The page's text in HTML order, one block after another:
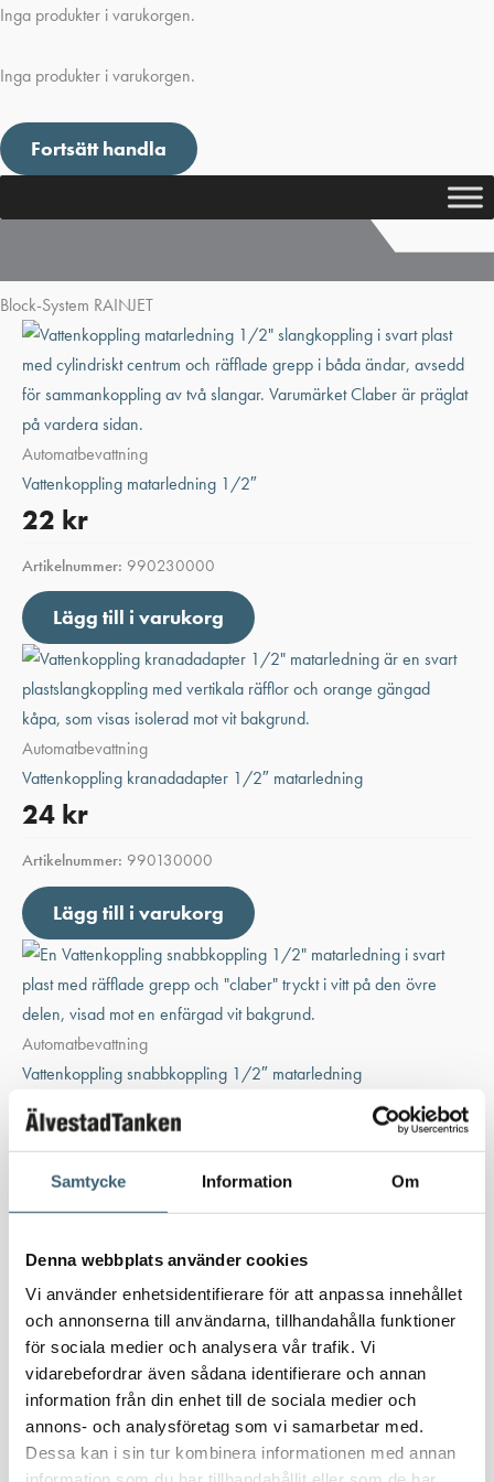
Samtycke Information Om
Denna webbplats använder cookies
Vi använder enhetsidentifierare för att anpassa innehållet
och annonserna till användarna, tillhandahålla funktioner
för sociala medier och analysera vår trafik. Vi
vidarebefordrar även sådana identifierare och annan
information från din enhet till de sociala medier och
annons- och analysföretag som vi samarbetar med.
Dessa kan i sin tur kombinera informationen med annan
Inga produkter i varukorgen.
Inga produkter i varukorgen.
Fortsätt handla
Block-System RAINJET
Automatbevattning
Vattenkoppling matarledning 1/2″
22 kr
Artikelnummer: 990230000
Lägg till i varukorg
Automatbevattning
Vattenkoppling kranadadapter 1/2″ matarledning
24 kr
Artikelnummer: 990130000
Lägg till i varukorg
Automatbevattning
Vattenkoppling snabbkoppling 1/2″ matarledning
40kr
Artikelnummer:990090000
Lägg till i varukorg
Automatbevattning
Vattenkoppling ändstopp 1/2″ matarledning
22kr
Artikelnummer:990350000